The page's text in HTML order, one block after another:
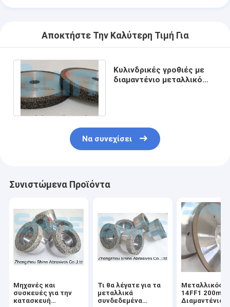
Αποκτήστε Την Καλύτερη Τιμή Για
Κυλινδρικές γροθιές με
διαμαντένιο μεταλλικό
Να συνεχίσει
Συνιστώμενα Προϊόντα
Μηχανές και
συσκευές για την
κατασκευή
Τι θα λέγατε για τα
μεταλλικά
συνδεδεμένα
Μεταλλικός
14FF1 200mm
Διαμαντένιος